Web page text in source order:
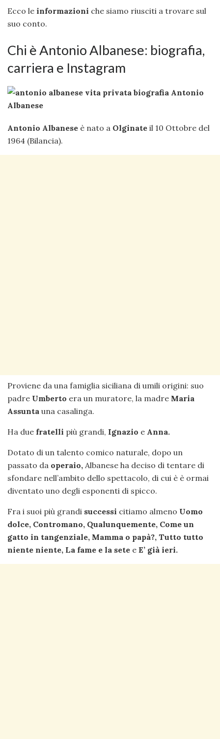
Ecco le informazioni che siamo riusciti a trovare sul
suo conto.
Chi è Antonio Albanese: biografia,
carriera e Instagram
Antonio Albanese è nato a Olginate il 10 Ottobre del
1964 (Bilancia).
Proviene da una famiglia siciliana di umili origini: suo
padre Umberto era un muratore, la madre Maria
Assunta una casalinga.
Ha due fratelli più grandi, Ignazio e Anna.
Dotato di un talento comico naturale, dopo un
passato da operaio, Albanese ha deciso di tentare di
sfondare nell’ambito dello spettacolo, di cui è è ormai
diventato uno degli esponenti di spicco.
Fra i suoi più grandi successi citiamo almeno Uomo
dolce, Contromano, Qualunquemente, Come un
gatto in tangenziale, Mamma o papà?, Tutto tutto
niente niente, La fame e la sete e E’ già ieri.